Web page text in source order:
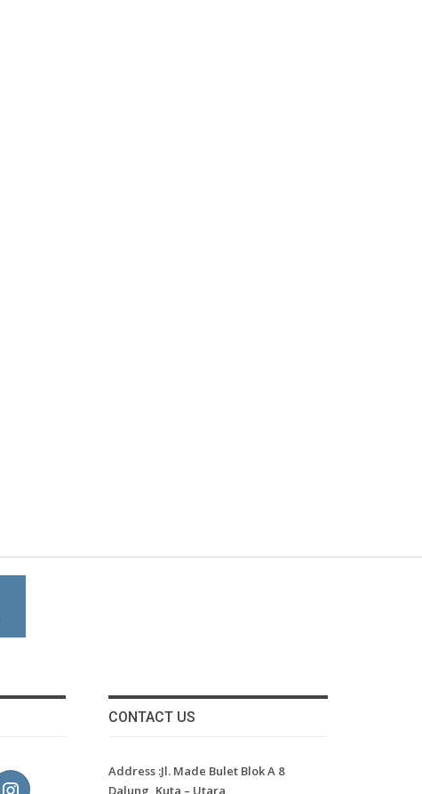
CONTACT US
Address :Jl. Made Bulet Blok A 8
Dalung, Kuta – Utara